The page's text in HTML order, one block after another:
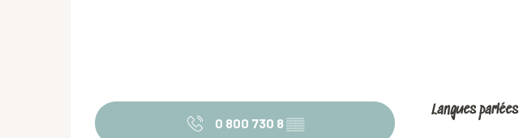
0 800 730 8 ▒▒
Langues parlées
Langues parlées